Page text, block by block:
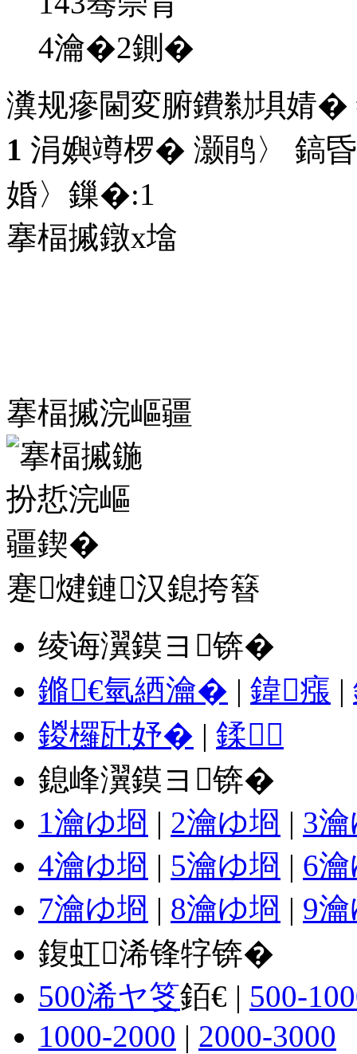
4瀹�2鍘�
瀵规瘮閫変腑鐨勬埧婧�
1 涓嬩竴椤� 灏鹃〉 鎬
婚〉鏁�:1
搴楅摵鐓х墖
搴楅摵浣嶇疆
蹇煡鏈汉鎴挎簮
绫诲瀷鏌ヨ锛�
鏅€氫綇瀹� | 鍏瘬 |
鍐欏瓧妤� | 鍒
鎴峰瀷鏌ヨ锛�
1瀹ゆ埛 | 2瀹ゆ埛 | 3
4瀹ゆ埛 | 5瀹ゆ埛 | 6
7瀹ゆ埛 | 8瀹ゆ埛 | 9
鍑虹浠锋牸锛�
500浠ヤ笅銆€ | 500-
1000-2000 | 2000-3000